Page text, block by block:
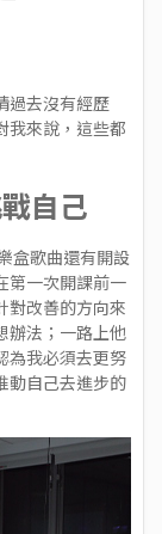
過去沒有經歷
我來說，這些都
自己
盒歌曲還有開設
第一次開課前一
對改善的方向來
辦法；一路上他
為我必須去更努
動自己去進步的